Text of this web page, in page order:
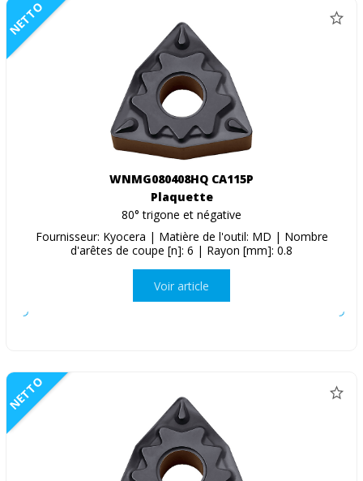
NETTO
WNMG080408HQ CA115P
Plaquette
80° trigone et négative
Fournisseur: Kyocera | Matière de l'outil: MD | Nombre
d'arêtes de coupe [n]: 6 | Rayon [mm]: 0.8
Voir article
NETTO